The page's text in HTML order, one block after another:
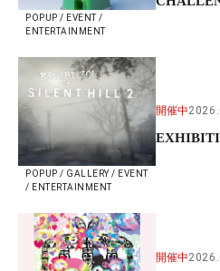
POPUP / EVENT /
ENTERTAINMENT
POPUP / GALLERY / EVENT
/ ENTERTAINMENT
開催中
開催中